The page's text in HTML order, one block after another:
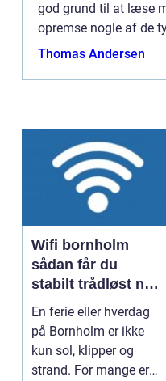
god grund til at læse
opremse nogle af de
glarmester arbejder
Thomas Andersen
Wifi bornholm
sådan får du
stabilt trådløst net
på klippeøen
En ferie eller hverdag
på Bornholm er ikke
kun sol, klipper og
strand. For mange er